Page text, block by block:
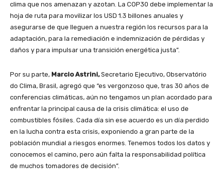
clima que nos amenazan y azotan. La COP30 debe implementar la
hoja de ruta para movilizar los USD 1.3 billones anuales y
asegurarse de que lleguen a nuestra región los recursos para la
adaptación, para la remediación e indemnización de pérdidas y
daños y para impulsar una transición energética justa”.
Por su parte, Marcio Astrini,Secretario Ejecutivo, Observatório
do Clima, Brasil, agregó que “es vergonzoso que, tras 30 años de
conferencias climáticas, aún no tengamos un plan acordado para
enfrentar la principal causa de la crisis climática: el uso de
combustibles fósiles. Cada día sin ese acuerdo es un día perdido
en la lucha contra esta crisis, exponiendo a gran parte de la
población mundial a riesgos enormes. Tenemos todos los datos y
conocemos el camino, pero aún falta la responsabilidad política
de muchos tomadores de decisión”.